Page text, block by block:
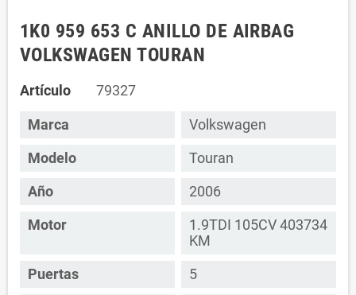
1K0 959 653 C ANILLO DE AIRBAG
VOLKSWAGEN TOURAN
Artículo 79327
Marca
Volkswagen
Modelo
Touran
Año
2006
Motor
1.9TDI 105CV 403734
KM
Puertas
5